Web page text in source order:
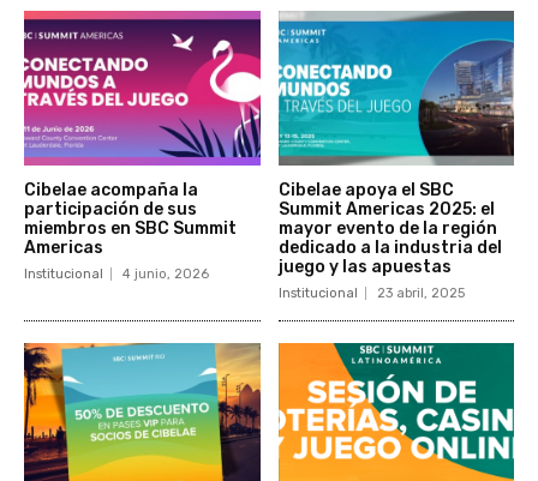
Cibelae acompaña la
participación de sus
miembros en SBC Summit
Americas
Institucional 4 junio, 2026
Cibelae apoya el SBC
Summit Americas 2025: el
mayor evento de la región
dedicado a la industria del
juego y las apuestas
Institucional 23 abril, 2025